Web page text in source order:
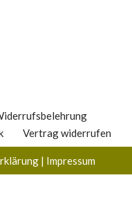
Vertrag widerrufen
| Impressum